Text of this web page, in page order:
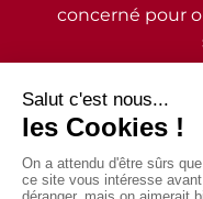
concerné pour
2026 - © Commune